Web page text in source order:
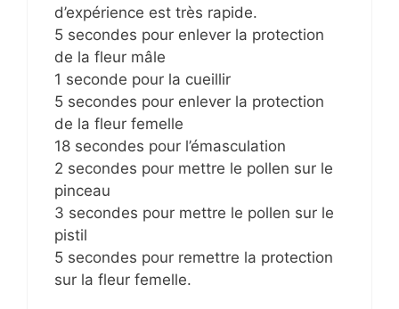
d’expérience est très rapide.
5 secondes pour enlever la protection
de la fleur mâle
1 seconde pour la cueillir
5 secondes pour enlever la protection
de la fleur femelle
18 secondes pour l’émasculation
2 secondes pour mettre le pollen sur le
pinceau
3 secondes pour mettre le pollen sur le
pistil
5 secondes pour remettre la protection
sur la fleur femelle.